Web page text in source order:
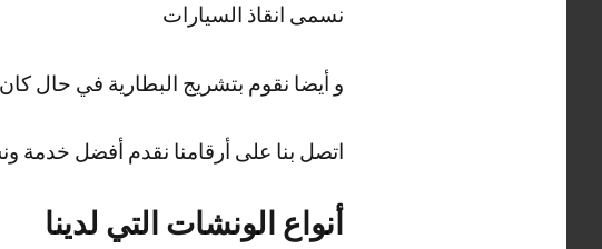
نسمى انقاذ السيارات
و أيضا نقوم بتشريج البطارية في حال
اتصل بنا على أرقامنا نقدم أفضل خدمة ونش في
أنواع الونشات التي لدينا